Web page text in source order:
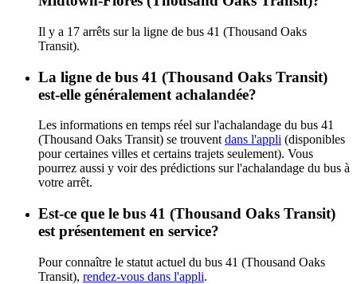
Il y a 17 arrêts sur la ligne de bus 41 (Thousand Oaks
Transit).
La ligne de bus 41 (Thousand Oaks Transit)
est-elle généralement achalandée?
Les informations en temps réel sur l'achalandage du bus 41
(Thousand Oaks Transit) se trouvent dans l'appli (disponibles
pour certaines villes et certains trajets seulement). Vous
pourrez aussi y voir des prédictions sur l'achalandage du bus à
votre arrêt.
Est-ce que le bus 41 (Thousand Oaks Transit)
est présentement en service?
Pour connaître le statut actuel du bus 41 (Thousand Oaks
Transit), rendez-vous dans l'appli.